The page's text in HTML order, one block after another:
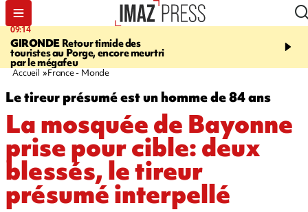
09:14
GIRONDE Retour timide des
touristes au Porge, encore meurtri
par le mégafeu
13:09
Des
font cinq morts en
Accueil France - Monde
Le tireur présumé est un homme de 84 ans
La mosquée de Bayonne
prise pour cible: deux
blessés, le tireur
présumé interpellé